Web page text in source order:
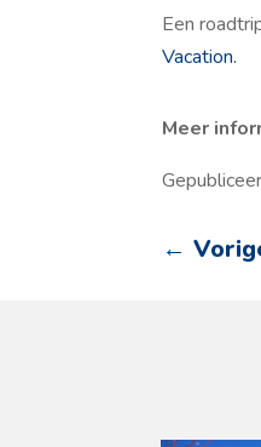
Een
Vacation.
Meer
←